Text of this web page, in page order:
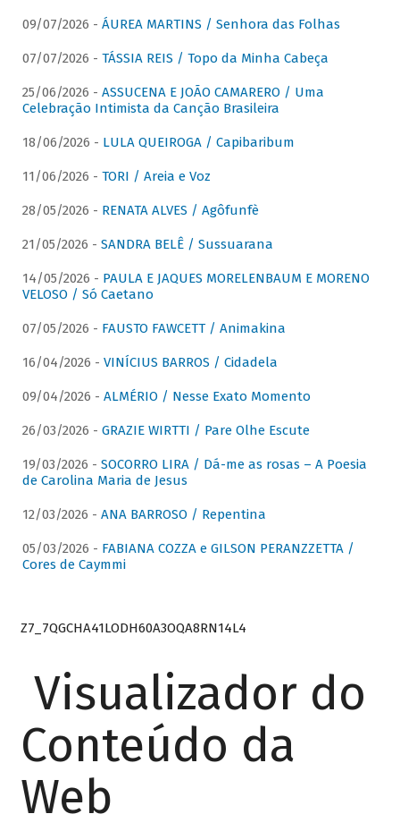
09/07/2026 - ÁUREA MARTINS / Senhora das Folhas
07/07/2026 - TÁSSIA REIS / Topo da Minha Cabeça
25/06/2026 - ASSUCENA E JOÃO CAMARERO / Uma
Celebração Intimista da Canção Brasileira
18/06/2026 - LULA QUEIROGA / Capibaribum
11/06/2026 - TORI / Areia e Voz
28/05/2026 - RENATA ALVES / Agôfunfè
21/05/2026 - SANDRA BELÊ / Sussuarana
14/05/2026 - PAULA E JAQUES MORELENBAUM E MORENO
VELOSO / Só Caetano
07/05/2026 - FAUSTO FAWCETT / Animakina
16/04/2026 - VINÍCIUS BARROS / Cidadela
09/04/2026 - ALMÉRIO / Nesse Exato Momento
26/03/2026 - GRAZIE WIRTTI / Pare Olhe Escute
19/03/2026 - SOCORRO LIRA / Dá-me as rosas – A Poesia
de Carolina Maria de Jesus
12/03/2026 - ANA BARROSO / Repentina
05/03/2026 - FABIANA COZZA e GILSON PERANZZETTA /
Cores de Caymmi
Z7_7QGCHA41LODH60A3OQA8RN14L4
Visualizador do
Conteúdo da
Web